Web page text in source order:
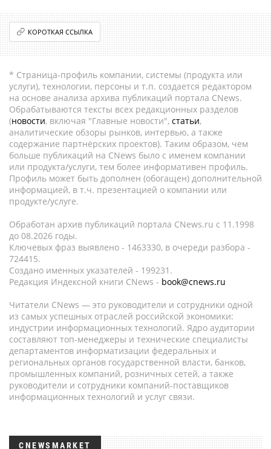
КОРОТКАЯ ССЫЛКА
* Страница-профиль компании, системы (продукта или
услуги), технологии, персоны и т.п. создается редактором
на основе анализа архива публикаций портала CNews.
Обрабатываются тексты всех редакционных разделов
(новости, включая "Главные новости", статьи,
аналитические обзоры рынков, интервью, а также
содержание партнёрских проектов). Таким образом, чем
больше публикаций на CNews было с именем компании
или продукта/услуги, тем более информативен профиль.
Профиль может быть дополнен (обогащен) дополнительной
информацией, в т.ч. презентацией о компании или
продукте/услуге.
Обработан архив публикаций портала CNews.ru c 11.1998
до 08.2026 годы.
Ключевых фраз выявлено - 1463330, в очереди разбора -
724415.
Создано именных указателей - 199231.
Редакция Индексной книги CNews - book@cnews.ru
Читатели CNews — это руководители и сотрудники одной
из самых успешных отраслей российской экономики:
индустрии информационных технологий. Ядро аудитории
составляют топ-менеджеры и технические специалисты
департаментов информатизации федеральных и
региональных органов государственной власти, банков,
промышленных компаний, розничных сетей, а также
руководители и сотрудники компаний-поставщиков
информационных технологий и услуг связи.
CNEWSMARKET